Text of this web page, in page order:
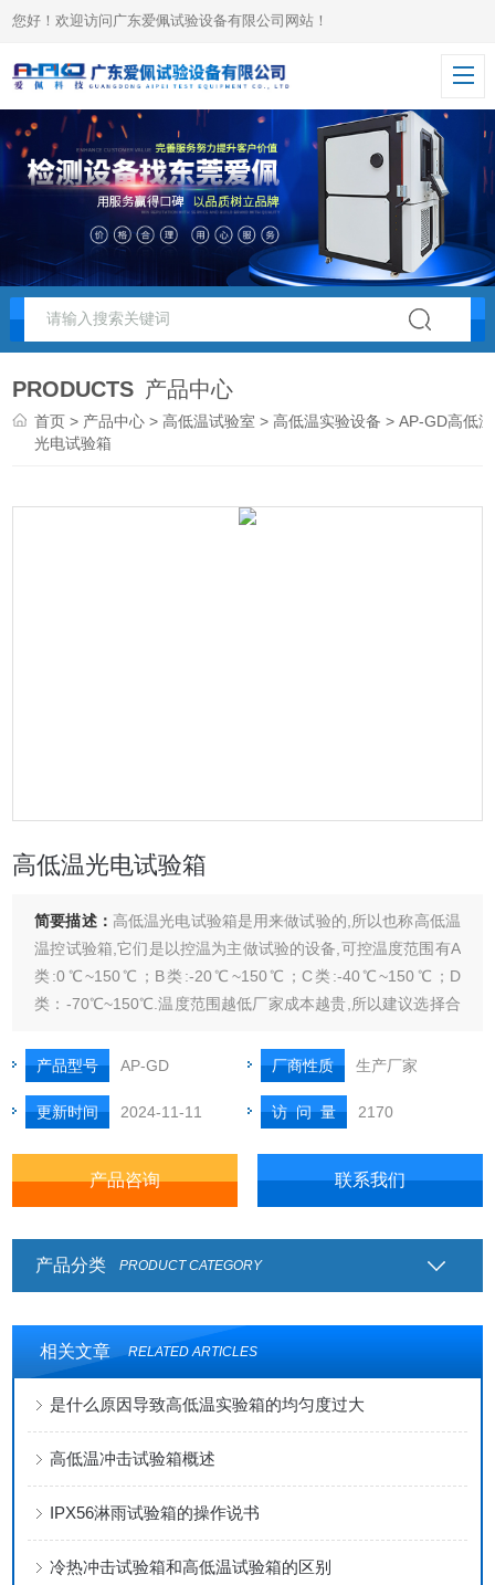
您好！欢迎访问广东爱佩试验设备有限公司网站！
PRODUCTS 产品中心
首页 > 产品中心 >高低温试验室 >高低温实验设备 > AP-GD高低温
光电试验箱
高低温光电试验箱
简要描述： 高低温光电试验箱是用来做试验的,所以也称高低温
温控试验箱,它们是以控温为主做试验的设备,可控温度范围有A
类:0℃~150℃；B类:-20℃~150℃；C类:-40℃~150℃；D
类：-70℃~150℃.温度范围越低厂家成本越贵,所以建议选择合
值或者程式控温试验。广泛应用于通讯、家电、家具、汽车、
机械等各领域。
产品型号 AP-GD 厂商性质 生产厂家
更新时间 2024-11-11 访 问 量 2170
产品咨询 联系我们
产品分类 PRODUCT CATEGORY
相关文章 RELATED ARTICLES
是什么原因导致高低温实验箱的均匀度过大
高低温冲击试验箱概述
IPX56淋雨试验箱的操作说书
冷热冲击试验箱和高低温试验箱的区别